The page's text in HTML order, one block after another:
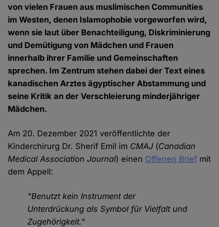
von vielen Frauen aus muslimischen Communities
im Westen, denen Islamophobie vorgeworfen wird,
wenn sie laut über Benachteiligung, Diskriminierung
und Demütigung von Mädchen und Frauen
innerhalb ihrer Familie und Gemeinschaften
sprechen. Im Zentrum stehen dabei der Text eines
kanadischen Arztes ägyptischer Abstammung und
seine Kritik an der Verschleierung minderjähriger
Mädchen.
Am 20. Dezember 2021 veröffentlichte der
Kinderchirurg Dr. Sherif Emil im CMAJ (Canadian
Medical Association Journal) einen Offenen Brief mit
dem Appell:
"Benutzt kein Instrument der
Unterdrückung als Symbol für Vielfalt und
Zugehörigkeit."